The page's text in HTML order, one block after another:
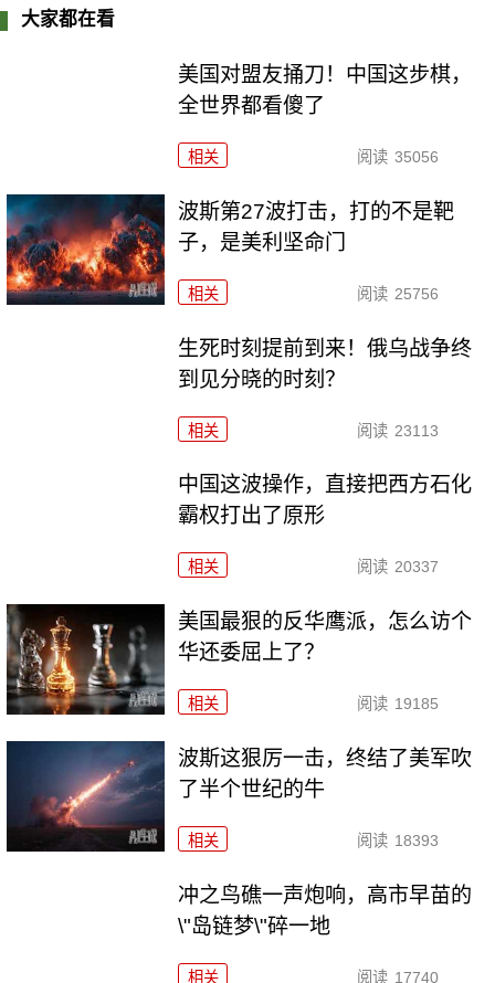
大家都在看
美国对盟友捅刀！中国这步棋，
全世界都看傻了
相关 阅读 35056
波斯第27波打击，打的不是靶
子，是美利坚命门
相关 阅读 25756
生死时刻提前到来！俄乌战争终
到见分晓的时刻？
相关 阅读 23113
中国这波操作，直接把西方石化
霸权打出了原形
相关 阅读 20337
美国最狠的反华鹰派，怎么访个
华还委屈上了？
相关 阅读 19185
波斯这狠厉一击，终结了美军吹
了半个世纪的牛
相关 阅读 18393
冲之鸟礁一声炮响，高市早苗的
\"岛链梦\"碎一地
相关 阅读 17740